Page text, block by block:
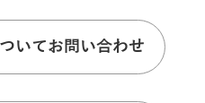
いてお問い合わせ